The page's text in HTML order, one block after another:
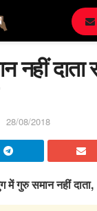
दाता
28/08/2018
में गुरु समान नहीं दाता,